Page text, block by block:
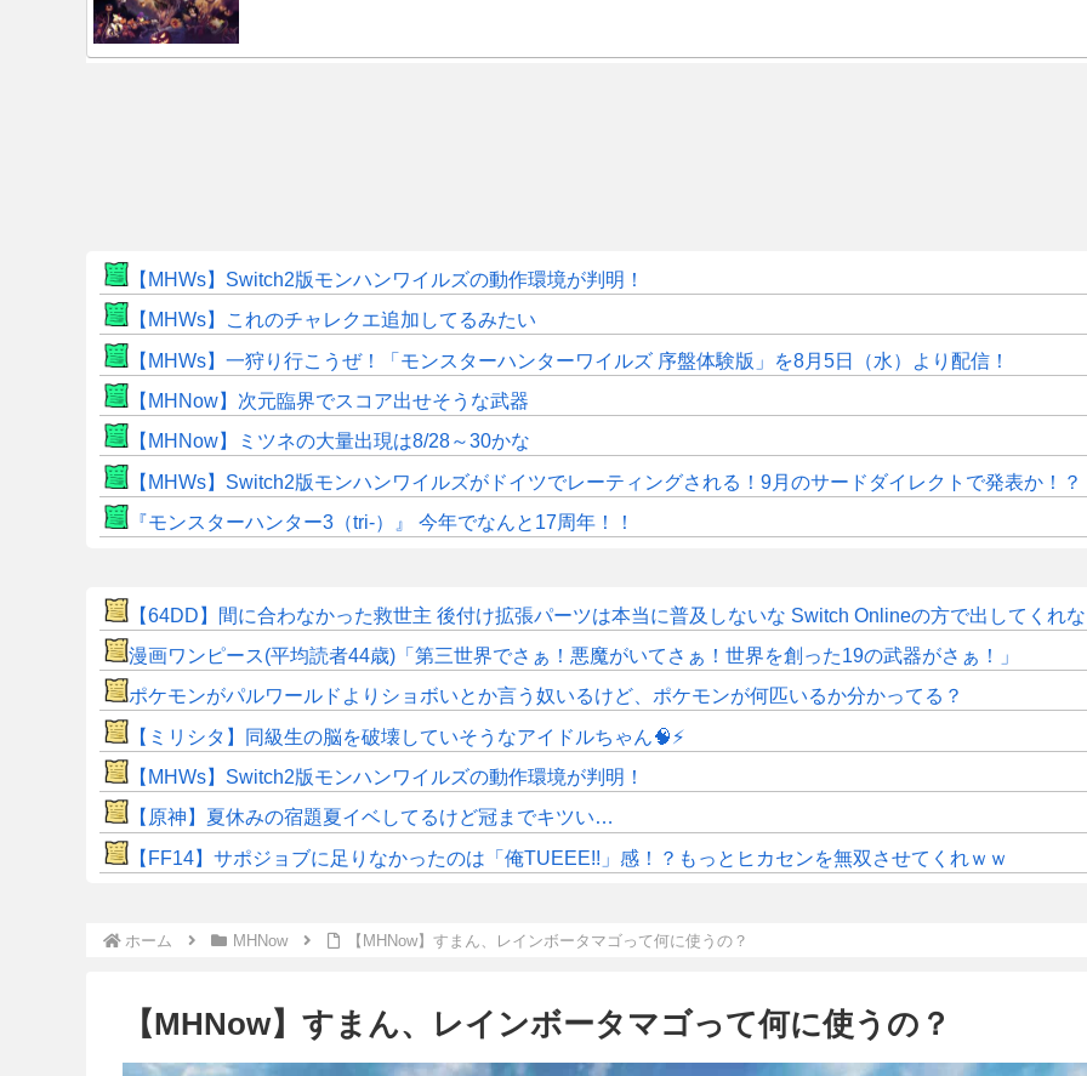
【MHWs】Switch2版モンハンワイルズの動作環境が判明！
【MHWs】これのチャレクエ追加してるみたい
【MHWs】一狩り行こうぜ！「モンスターハンターワイルズ 序盤体験版」を8月5日（水）より配信！
【MHNow】次元臨界でスコア出せそうな武器
【MHNow】ミツネの大量出現は8/28～30かな
【MHWs】Switch2版モンハンワイルズがドイツでレーティングされる！9月のサードダイレクトで発表か！？
『モンスターハンター3（tri-）』 今年でなんと17周年！！
【64DD】間に合わなかった救世主 後付け拡張パーツは本当に普及しないな Switch Onlineの方で出してくれ
漫画ワンピース(平均読者44歳)「第三世界でさぁ！悪魔がいてさぁ！世界を創った19の武器がさぁ！」
ポケモンがパルワールドよりショボいとか言う奴いるけど、ポケモンが何匹いるか分かってる？
【ミリシタ】同級生の脳を破壊していそうなアイドルちゃん🧠⚡
【MHWs】Switch2版モンハンワイルズの動作環境が判明！
【原神】夏休みの宿題夏イベしてるけど冠までキツい…
​【FF14】サポジョブに足りなかったのは「俺TUEEE!!」感！？もっとヒカセンを無双させてくれｗｗ
ホーム MHNow 【MHNow】すまん、レインボータマゴって何に使うの？
【MHNow】すまん、レインボータマゴって何に使うの？